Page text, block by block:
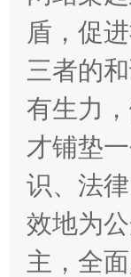
盾，促
三者的
有生力
才铺垫
识、法
效地为
主，全